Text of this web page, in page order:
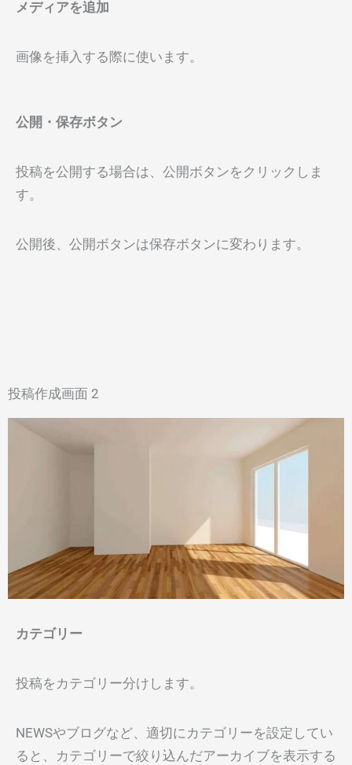
メディアを追加
画像を挿入する際に使います。
公開・保存ボタン
投稿を公開する場合は、公開ボタンをクリックしま
す。
公開後、公開ボタンは保存ボタンに変わります。
投稿作成画面 2
カテゴリー
投稿をカテゴリー分けします。
NEWSやブログなど、適切にカテゴリーを設定してい
ると、カテゴリーで絞り込んだアーカイブを表示する